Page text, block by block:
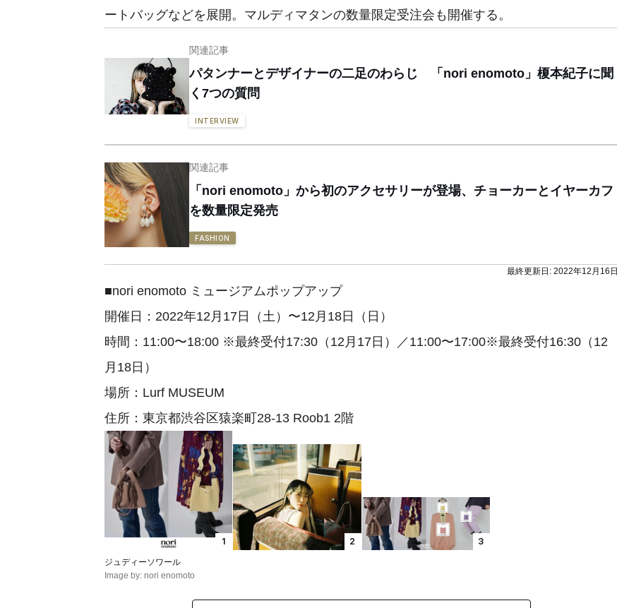
ートバッグなどを展開。マルディマタンの数量限定受注会も開催する。
関連記事
パタンナーとデザイナーの二足のわらじ 「nori enomoto」榎本紀子に聞
く7つの質問
INTERVIEW
関連記事
「nori enomoto」から初のアクセサリーが登場、チョーカーとイヤーカフ
を数量限定発売
FASHION
最終更新日: 2022年12月16日
■nori enomoto ミュージアムポップアップ
開催日：2022年12月17日（土）〜12月18日（日）
時間：11:00〜18:00 ※最終受付17:30（12月17日）／11:00〜17:00※最終受付16:30（12
月18日）
場所：Lurf MUSEUM
住所：東京都渋谷区猿楽町28-13 Roob1 2階
1
ジュディーソワール
Image by: nori enomoto
2 3